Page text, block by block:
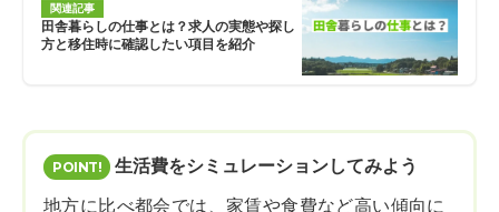
関連記事
田舎暮らしの仕事とは？求人の実態や探し
方と移住時に確認したい項目を紹介
生活費をシミュレーションしてみよう
地方に比べ都会では、家賃や食費など高い傾向に